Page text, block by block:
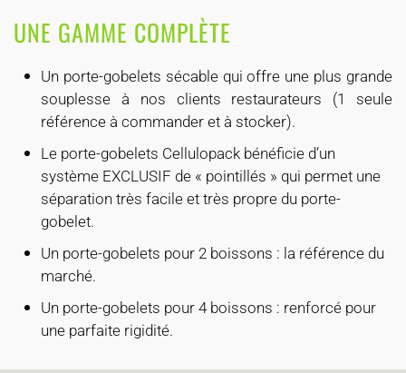
UNE GAMME COMPLÈTE
Un porte-gobelets sécable qui offre une plus grande
souplesse à nos clients restaurateurs (1 seule
référence à commander et à stocker).
Le porte-gobelets Cellulopack bénéficie d’un
système EXCLUSIF de « pointillés » qui permet une
séparation très facile et très propre du porte-
gobelet.
Un porte-gobelets pour 2 boissons : la référence du
marché.
Un porte-gobelets pour 4 boissons : renforcé pour
une parfaite rigidité.